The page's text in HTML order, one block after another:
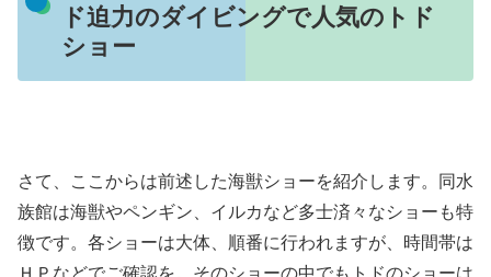
ド迫力のダイビングで人気のトド
ショー
さて、ここからは前述した海獣ショーを紹介します。同水
族館は海獣やペンギン、イルカなど多士済々なショーも特
徴です。各ショーは大体、順番に行われますが、時間帯は
ＨＰなどでご確認を。そのショーの中でもトドのショーは